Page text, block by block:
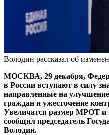
Володин рассказал об
МОСКВА, 29 декабря,
в России вступают в силу
направленные на
граждан и ужесточение
Увеличатся размер МРОТ и
сообщил председатель
Володин.